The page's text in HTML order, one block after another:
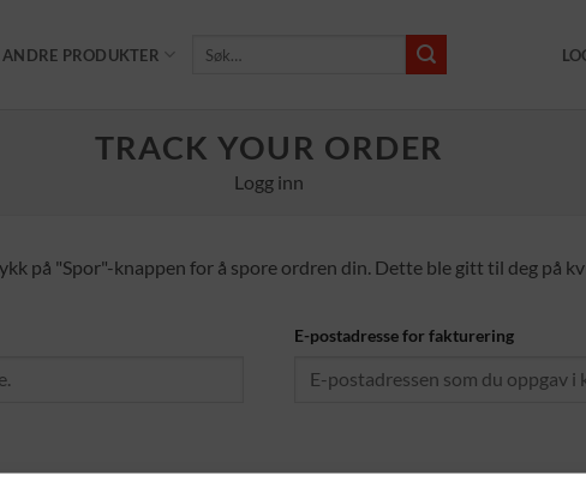
ANDRE PRODUKTER
TRACK YOUR ORDER
Logg inn
på "Spor"-knappen for å spore ordren din. Dette ble gitt til deg på
E-postadresse for fakturering